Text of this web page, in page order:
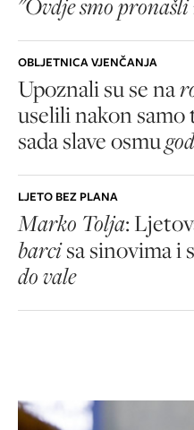
"Ovdje smo
OBLJETNICA VJENČANJA
Upoznali su se na
uselili nakon samo
sada slave osmu
LJETO BEZ PLANA
Marko Tolja:
barcisa sinovima i
do vale